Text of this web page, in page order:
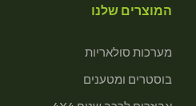
המוצרים שלנו
מערכות סולאריות
בוסטרים ומטענים